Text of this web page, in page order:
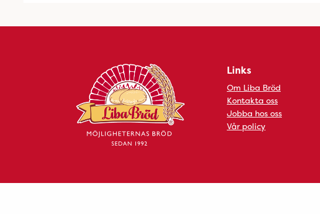
Links
Om Liba Bröd
Kontakta oss
Jobba hos oss
Vår policy